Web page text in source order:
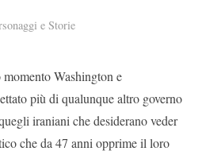
e Storie
Washington e
più di qualunque altro governo
iraniani che desiderano veder
che da 47 anni opprime il loro